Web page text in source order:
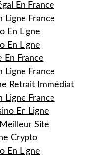
En France
Ligne France
En Ligne
En Ligne
En France
Ligne France
Retrait Immédiat
Ligne France
En Ligne
Site
Crypto
En Ligne